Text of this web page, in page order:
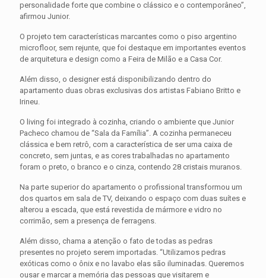
personalidade forte que combine o clássico e o contemporâneo”,
afirmou Junior.
O projeto tem características marcantes como o piso argentino
microfloor, sem rejunte, que foi destaque em importantes eventos
de arquitetura e design como a Feira de Milão e a Casa Cor.
Além disso, o designer está disponibilizando dentro do
apartamento duas obras exclusivas dos artistas Fabiano Britto e
Irineu.
O living foi integrado à cozinha, criando o ambiente que Junior
Pacheco chamou de “Sala da Família”. A cozinha permaneceu
clássica e bem retrô, com a característica de ser uma caixa de
concreto, sem juntas, e as cores trabalhadas no apartamento
foram o preto, o branco e o cinza, contendo 28 cristais muranos.
Na parte superior do apartamento o profissional transformou um
dos quartos em sala de TV, deixando o espaço com duas suítes e
alterou a escada, que está revestida de mármore e vidro no
corrimão, sem a presença de ferragens.
Além disso, chama a atenção o fato de todas as pedras
presentes no projeto serem importadas. “Utilizamos pedras
exóticas como o ônix e no lavabo elas são iluminadas. Queremos
ousar e marcar a memória das pessoas que visitarem e